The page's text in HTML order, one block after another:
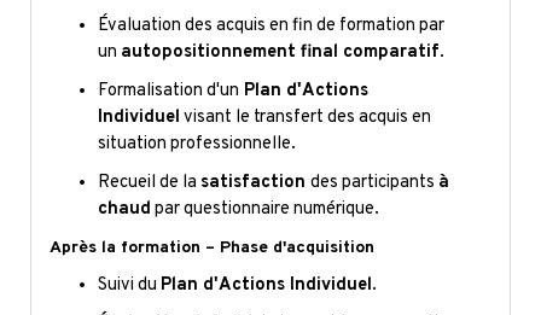
Évaluation des acquis en fin de formation par
un autopositionnement final comparatif.
Formalisation d'un Plan d'Actions
Individuel visant le transfert des acquis en
situation professionnelle.
Recueil de la satisfaction des participants à
chaud par questionnaire numérique.
Après la formation – Phase d'acquisition
Suivi du Plan d'Actions Individuel.